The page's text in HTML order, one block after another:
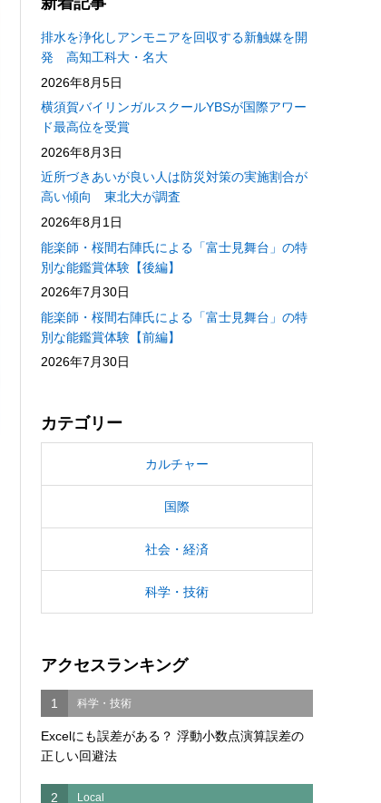
排水を浄化しアンモニアを回収する新触媒を開
発 高知工科大・名大
2026年8月5日
横須賀バイリンガルスクールYBSが国際アワー
ド最高位を受賞
2026年8月3日
近所づきあいが良い人は防災対策の実施割合が
高い傾向 東北大が調査
2026年8月1日
能楽師・桜間右陣氏による「富士見舞台」の特
別な能鑑賞体験【後編】
2026年7月30日
能楽師・桜間右陣氏による「富士見舞台」の特
別な能鑑賞体験【前編】
2026年7月30日
カテゴリー
カルチャー
国際
社会・経済
科学・技術
アクセスランキング
1 科学・技術
Excelにも誤差がある？ 浮動小数点演算誤差の
正しい回避法
2 Local